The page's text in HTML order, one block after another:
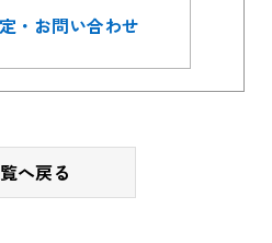
・お問い合わせ
へ戻る